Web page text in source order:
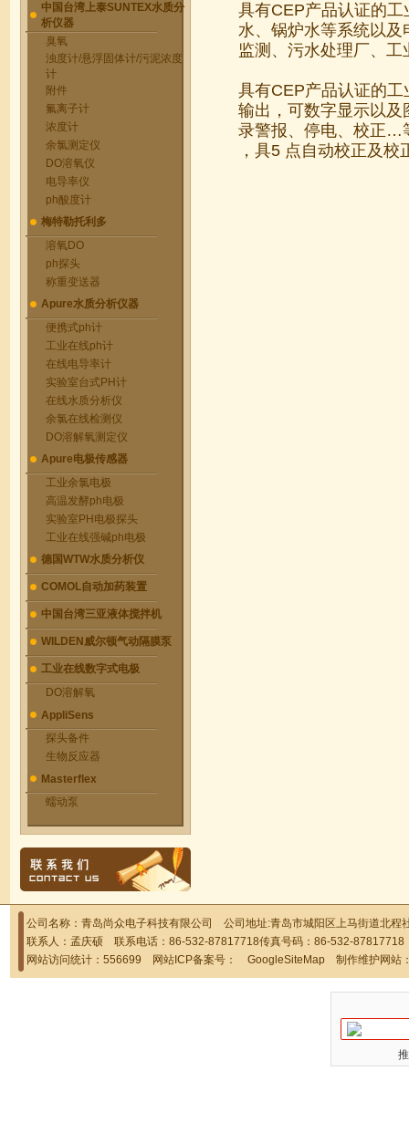
中国台湾上泰SUNTEX水质分
析仪器
臭氧
浊度计/悬浮固体计/污泥浓度
计
附件
氟离子计
浓度计
余氯测定仪
DO溶氧仪
电导率仪
ph酸度计
梅特勒托利多
溶氧DO
ph探头
称重变送器
Apure水质分析仪器
便携式ph计
工业在线ph计
在线电导率计
实验室台式PH计
在线水质分析仪
余氯在线检测仪
DO溶解氧测定仪
Apure电极传感器
工业余氯电极
高温发酵ph电极
实验室PH电极探头
工业在线强碱ph电极
德国WTW水质分析仪
COMOL自动加药装置
中国台湾三亚液体搅拌机
WILDEN威尔顿气动隔膜泵
工业在线数字式电极
DO溶解氧
AppliSens
探头备件
生物反应器
Masterflex
蠕动泵
具有CEP产品认证的
水、锅炉水等系统以
监测、污水处理厂、
具有CEP产品认证的
输出，可数字显示以
录警报、停电、校正…
，具5 点自动校正及
公司名称：青岛尚众电子科技有限公司 公司地址:青岛市城阳区上马街道北
联系人：孟庆硕 联系电话：86-532-87817718传真号码：86-532-
网站访问统计：556699 网站ICP备案号： GoogleSiteMap 制作维护网站